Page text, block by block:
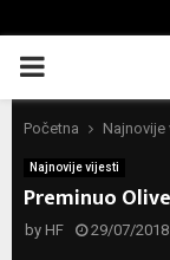
PRIMARY
MENU
Početna Najnovije
Najnovije vijesti
Preminuo
by HF 29/07/2018